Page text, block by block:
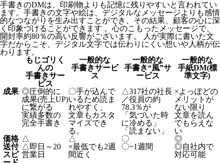
手書きのDMは、印刷物よりも記憶に残りやすいと言われてい
ます。手書きの文字や絵は、デジタルなメッセージよりも感情
的なつながりを生み出すことができ、その結果、顧客の心に深
く印象づけることができます 。心のこもったメッセージで、
開封率約80％の高い反響がございます。 人が実際に書いた文
字だからこそ、デジタル文字では伝わりにくい想いや人柄が伝
わります。
もじゴリく
んの
手書きサー
ビス
一般的な
手書きサービ
ス
一般的な
手書き“風”サ
ービス
一般的な
手紙DM(標
準文字)
成果 ◎圧倒的に
成果(売上UP)
に繋がる
実績多数の
完全手書き
〇手が込んで
いるため読ま
れやすく、
文章もカスタ
マイズでき
る。
△317社の社長
／役員の約
78.3％が
「気づいた時
に冷める」
「読まない」
×よっぽどの
メリットが
ない限り
文章を読ん
でもらえな
い
価格 △ △ 〇
◎
送付
スピ
△ 即日～20
営業日
×最低でも2週
間近く
〇~1週間 ◎自社内で
対応可能